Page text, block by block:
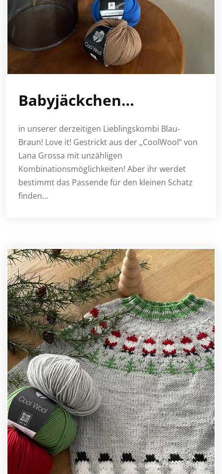
Babyjäckchen…
in unserer derzeitigen Lieblingskombi Blau-
Braun! Love it! Gestrickt aus der „CoolWool“ von
Lana Grossa mit unzähligen
Kombinationsmöglichkeiten! Aber ihr werdet
bestimmt das Passende für den kleinen Schatz
finden…